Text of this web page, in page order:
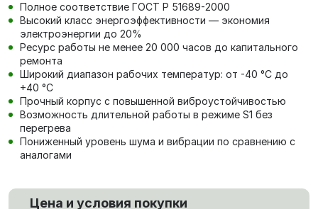
Полное соответствие ГОСТ Р 51689-2000
Высокий класс энергоэффективности — экономия
электроэнергии до 20%
Ресурс работы не менее 20 000 часов до капитального
ремонта
Широкий диапазон рабочих температур: от -40 °C до
+40 °C
Прочный корпус с повышенной виброустойчивостью
Возможность длительной работы в режиме S1 без
перегрева
Пониженный уровень шума и вибрации по сравнению с
аналогами
Цена и условия покупки